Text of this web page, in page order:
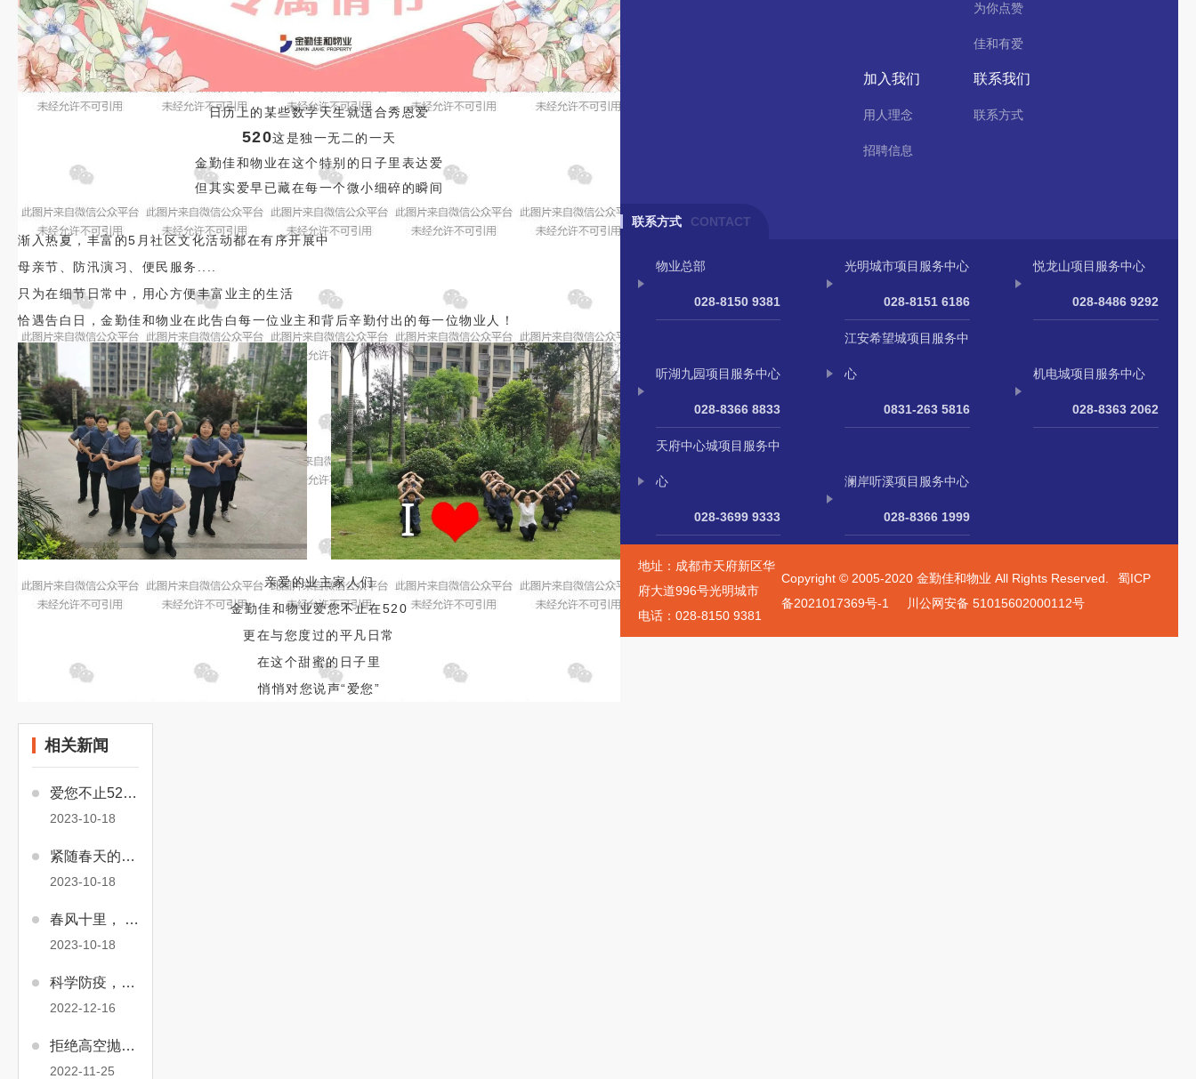
日历上的某些数字天生就适合秀恩爱
520这是独一无二的一天
金勤佳和物业在这个特别的日子里表达爱
但其实爱早已藏在每一个微小细碎的瞬间
渐入热夏，丰富的5月社区文化活动都在有序开展中
母亲节、防汛演习、便民服务....
只为在细节日常中，用心方便丰富业主的生活
恰遇告白日， 金勤佳和物业在此告白每一位业主和背后辛勤付出的每一位物业人！
亲爱的业主家人们
金勤佳和物业爱您不止在520
更在与您度过的平凡日常
在这个甜蜜的日子里
悄悄对您说声“爱您”
相关新闻
爱您不止520，早已藏在点滴服务中
2023-10-18
紧随春天的脚步，齐创文明城市
2023-10-18
春风十里， 我想送花给你
2023-10-18
科学防疫，做自己健康的守护人
2022-12-16
拒绝高空抛物，共建和谐文明小区
2022-11-25
为你点赞
佳和有爱
加入我们
用人理念
招聘信息
联系我们
联系方式
联系方式 CONTACT
物业总部
028-8150 9381
光明城市项目服务中心
028-8151 6186
悦龙山项目服务中心
028-8486 9292
听湖九园项目服务中心
028-8366 8833
江安希望城项目服务中
心
0831-263 5816
机电城项目服务中心
028-8363 2062
天府中心城项目服务中
心
028-3699 9333
澜岸听溪项目服务中心
028-8366 1999
地址：成都市天府新区华
府大道996号光明城市
电话：028-8150 9381
Copyright © 2005-2020 金勤佳和物业 All Rights Reserved.
蜀ICP
备2021017369号-1
川公网安备 51015602000112号